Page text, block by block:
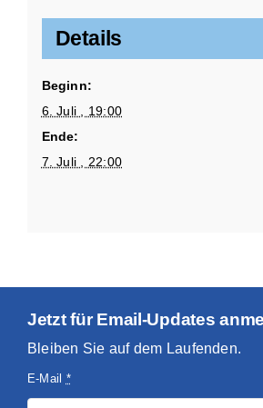
Details
Beginn:
6. Juli , 19:00
Ende:
7. Juli , 22:00
Jetzt für Email-Updates
Bleiben Sie auf dem Laufenden.
E-Mail *